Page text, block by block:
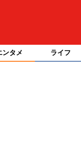
ンタメ ライフ